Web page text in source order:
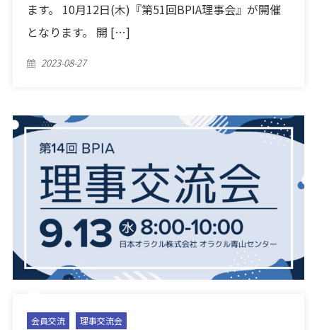
ます。 10月12日(木)『第51回BPIA理事会』が開催
となります。 開 […]
Posted
2023-08-27
会員交流 理事交流会